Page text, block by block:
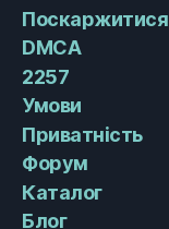
Поскаржитися
DMCA
2257
Умови
Приватність
Форум
Каталог
Блог